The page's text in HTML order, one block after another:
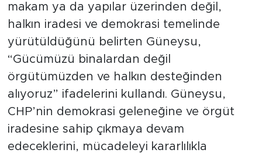
makam ya da yapılar üzerinden değil,
halkın iradesi ve demokrasi temelinde
yürütüldüğünü belirten Güneysu,
“Gücümüzü binalardan değil
örgütümüzden ve halkın desteğinden
alıyoruz” ifadelerini kullandı. Güneysu,
CHP’nin demokrasi geleneğine ve örgüt
iradesine sahip çıkmaya devam
edeceklerini, mücadeleyi kararlılıkla